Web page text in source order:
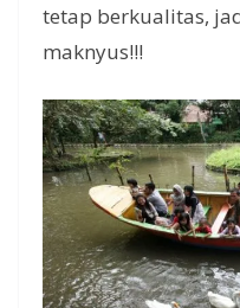
tetap berkualitas,
maknyus!!!